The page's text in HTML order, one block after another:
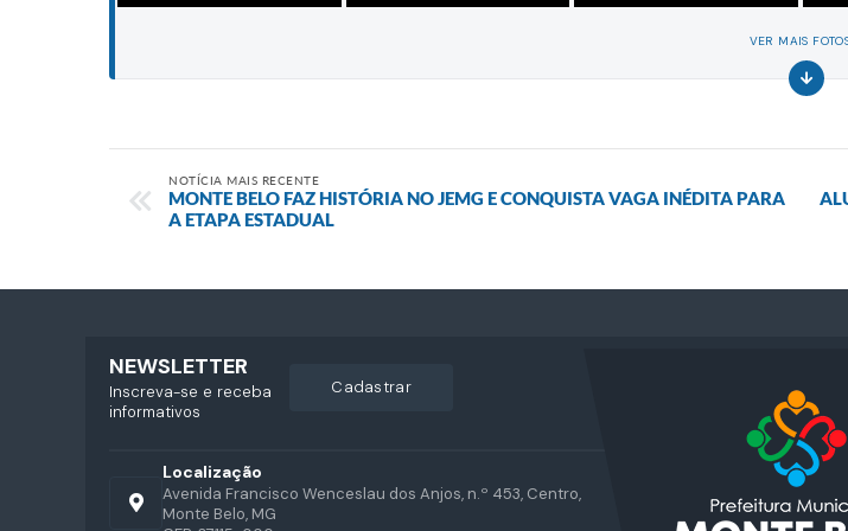
VER MAIS
NOTÍCIA MAIS RECENTE
MONTE BELO FAZ HISTÓRIA NO JEMG E CONQUISTA VAGA INÉDITA PARA
A ETAPA ESTADUAL
Localização
Avenida Francisco Wenceslau dos Anjos, n.º 453, Centro,
Monte Belo, MG
NEWSLETTER
Inscreva-se e receba
informativos
cadastrar